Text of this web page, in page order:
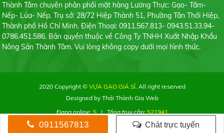
Tấm Tài Nguyên
Liên hệ
Gạo Sơ Ri
Thành Tâm chuyên phân phối mặt hàng Lương Thực: Gạo- Tấm-
Nếp- Lúa- Nếp. Trụ sở: 28/72 Hiệp Thành 51, Phường Tân Thới Hiệp,
Thành phố Hồ Chí Minh. Điện Thoại: 0911.567.813- 0943.51.33.94-
0786.451.586. Bản quyền thuộc về Công Ty TNHH Xuất Nhập Khẩu
Nông Sản Thành Tâm. Vui lòng không copy dưới mọi hình thức.
2020 Copyright © VỰA GẠO GIÁ SỈ. All right reserved
Designed by Thái Thành Gia Web
Đang online:5| Tổng truy cập:521941
❶ Tuyển Đại lý ❷ Bảng giá gạo ❸ Gạo từ thiện
0911567813 Chát trực tuyến